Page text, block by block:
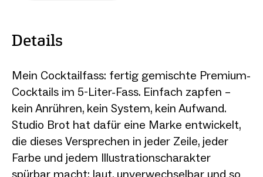
Details
Mein Cocktailfass: fertig gemischte Premium-
Cocktails im 5-Liter-Fass. Einfach zapfen –
kein Anrühren, kein System, kein Aufwand.
Studio Brot hat dafür eine Marke entwickelt,
die dieses Versprechen in jeder Zeile, jeder
Farbe und jedem Illustrationscharakter
spürbar macht: laut, unverwechselbar und so